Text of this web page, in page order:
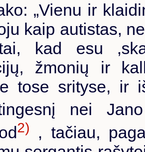
„Vienu ir
kaip autistas,
kad esu
žmonių ir
tose srityse, ir
nei
2)
, tačiau,